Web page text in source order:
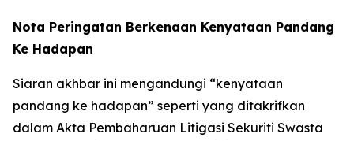
Nota Peringatan Berkenaan Kenyataan Pandang
Ke Hadapan
Siaran akhbar ini mengandungi “kenyataan
pandang ke hadapan” seperti yang ditakrifkan
dalam Akta Pembaharuan Litigasi Sekuriti Swasta